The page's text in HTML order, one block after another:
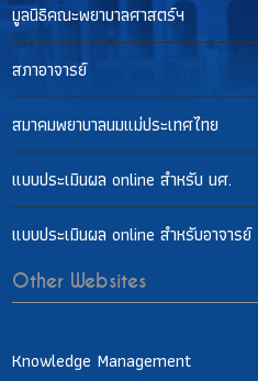
มูลนิธิคณะพยาบาลศาสตร์ฯ
สภาอาจารย์
สมาคมพยาบาลนมแม่ประเทศไทย
แบบประเมินผล online สำหรับ นศ.
แบบประเมินผล online สำหรับอาจารย์
Other Websites
Knowledge Management